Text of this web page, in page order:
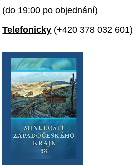
(do 19:00 po objednání)
Telefonicky (+420 378 032 601)